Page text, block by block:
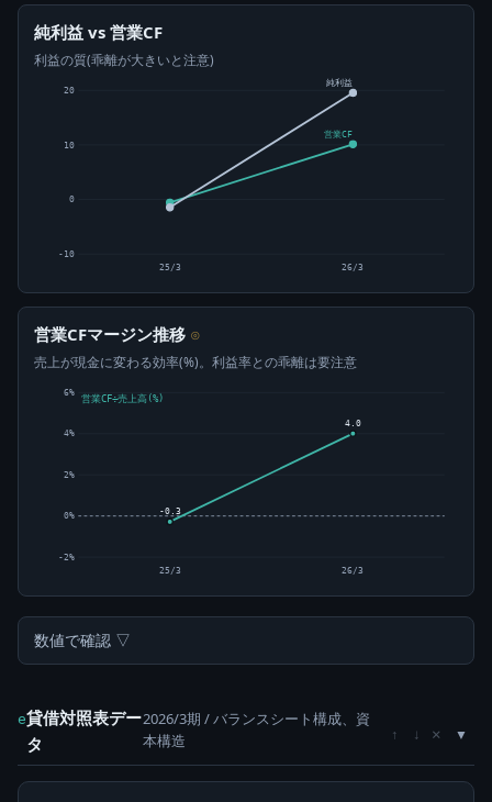
純利益 vs 営業CF
利益の質(乖離が大きいと注意)
-10
0
10
20
営業CF
純利益
25/3 26/3
営業CFマージン推移 ⊙
売上が現金に変わる効率(%)。利益率との乖離は要注意
-2%
0%
2%
4%
6%
-0.3
25/3
4.0
26/3
営業CF÷売上高(%)
数値で確認 ▽
e貸借対照表デー
タ
2026/3期 / バランスシート構成、資
本構造
↑ ↓ ×